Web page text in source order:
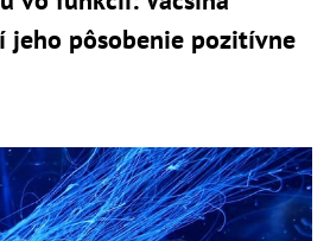
jeho pôsobenie pozitívne